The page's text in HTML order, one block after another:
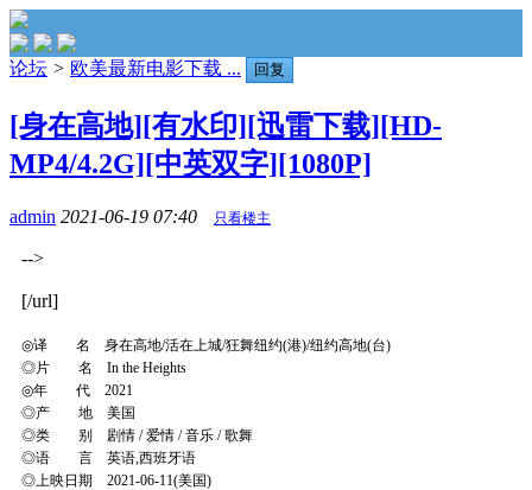
论坛 > 欧美最新电影下载 ... 回复
[身在高地][有水印][迅雷下载][HD-
MP4/4.2G][中英双字][1080P]
admin 2021-06-19 07:40 只看楼主
-->
[/url]
◎译 名 身在高地/活在上城/狂舞纽约(港)/纽约高地(台)
◎片 名 In the Heights
◎年 代 2021
◎产 地 美国
◎类 别 剧情 / 爱情 / 音乐 / 歌舞
◎语 言 英语,西班牙语
◎上映日期 2021-06-11(美国)